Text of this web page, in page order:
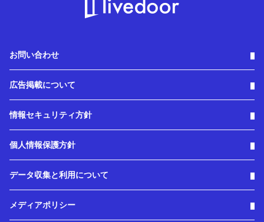
お問い合わせ
広告掲載について
情報セキュリティ方針
個人情報保護方針
データ収集と利用について
メディアポリシー